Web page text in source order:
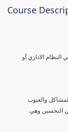
Course
الاداري أو
والعيوب
التحسين وهي